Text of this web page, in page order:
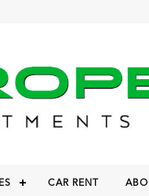
CAR RENT